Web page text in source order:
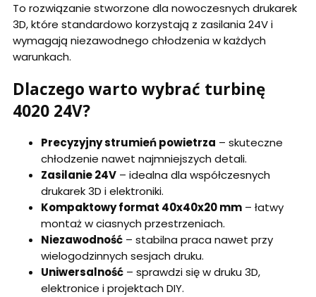
To rozwiązanie stworzone dla nowoczesnych drukarek
3D, które standardowo korzystają z zasilania 24V i
wymagają niezawodnego chłodzenia w każdych
warunkach.
Dlaczego warto wybrać turbinę
4020 24V?
Precyzyjny strumień powietrza – skuteczne
chłodzenie nawet najmniejszych detali.
Zasilanie 24V – idealna dla współczesnych
drukarek 3D i elektroniki.
Kompaktowy format 40x40x20 mm – łatwy
montaż w ciasnych przestrzeniach.
Niezawodność – stabilna praca nawet przy
wielogodzinnych sesjach druku.
Uniwersalność – sprawdzi się w druku 3D,
elektronice i projektach DIY.